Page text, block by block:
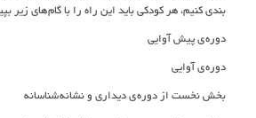
بندي کنيم، هر کودکي بايد اين راه را با گام هاي زير
دوره ي پيش آوايي
دوره ي آوايي
بخش نخست از دوره ي ديداري و نشانه شناسانه